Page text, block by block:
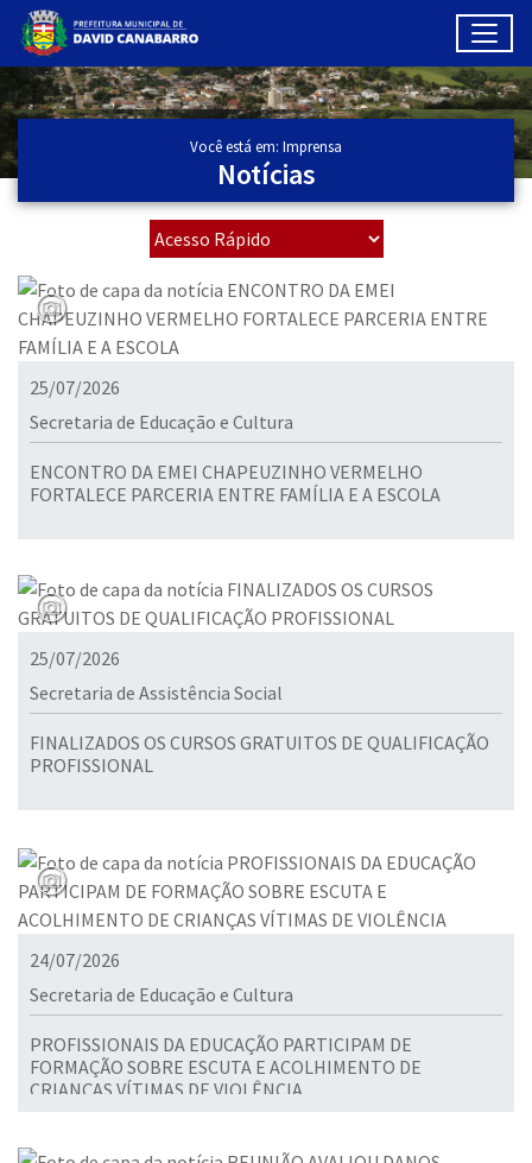
Ir para conteúdo principal
Conteúdo Principal
Você está em: Imprensa
Notícias
25/07/2026
Secretaria de Educação e Cultura
ENCONTRO DA EMEI CHAPEUZINHO VERMELHO
FORTALECE PARCERIA ENTRE FAMÍLIA E A ESCOLA
25/07/2026
Secretaria de Assistência Social
FINALIZADOS OS CURSOS GRATUITOS DE QUALIFICAÇÃO
PROFISSIONAL
24/07/2026
Secretaria de Educação e Cultura
PROFISSIONAIS DA EDUCAÇÃO PARTICIPAM DE
FORMAÇÃO SOBRE ESCUTA E ACOLHIMENTO DE
CRIANÇAS VÍTIMAS DE VIOLÊNCIA